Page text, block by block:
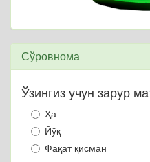
Сўровнома
Ўзингиз учун зарур
Ҳа
Йўқ
Фақат қисман